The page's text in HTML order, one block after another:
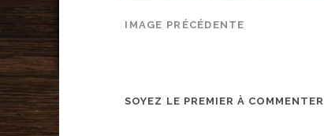
IMAGE PRÉCÉDENTE
SOYEZ LE PREMIER À COMMENTER